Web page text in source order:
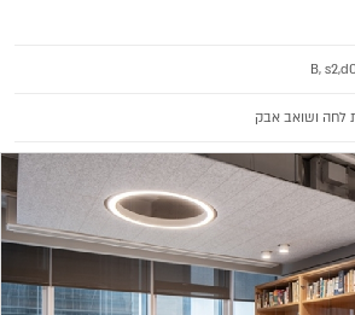
לחה ושואב אבק